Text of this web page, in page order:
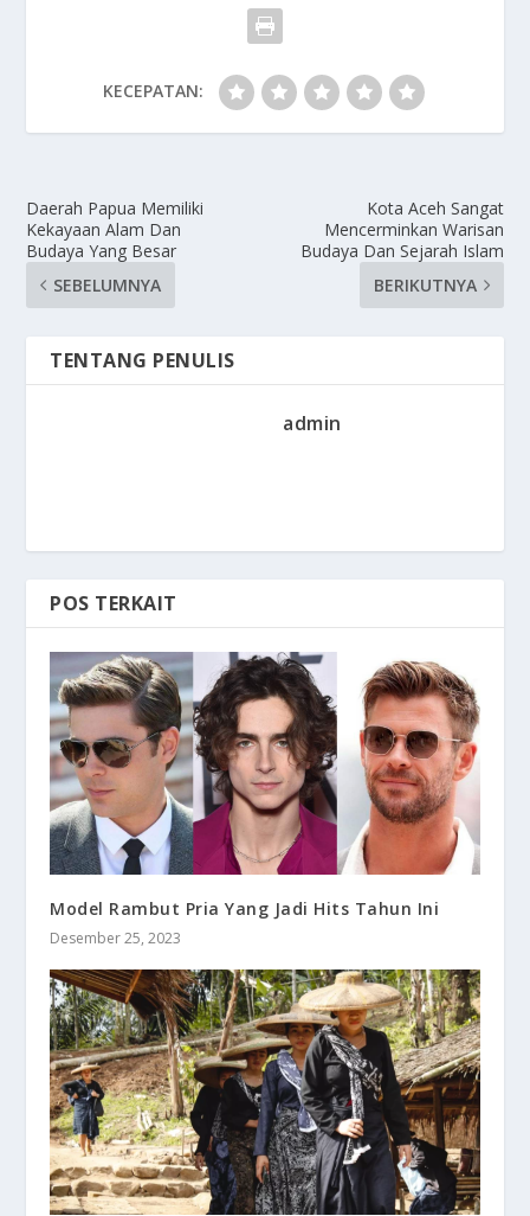
KECEPATAN:
Daerah Papua Memiliki
Kekayaan Alam Dan
Budaya Yang Besar
SEBELUMNYA
Kota Aceh Sangat
Mencerminkan Warisan
Budaya Dan Sejarah Islam
BERIKUTNYA
TENTANG PENULIS
admin
POS TERKAIT
Model Rambut Pria Yang Jadi Hits Tahun Ini
Desember 25, 2023